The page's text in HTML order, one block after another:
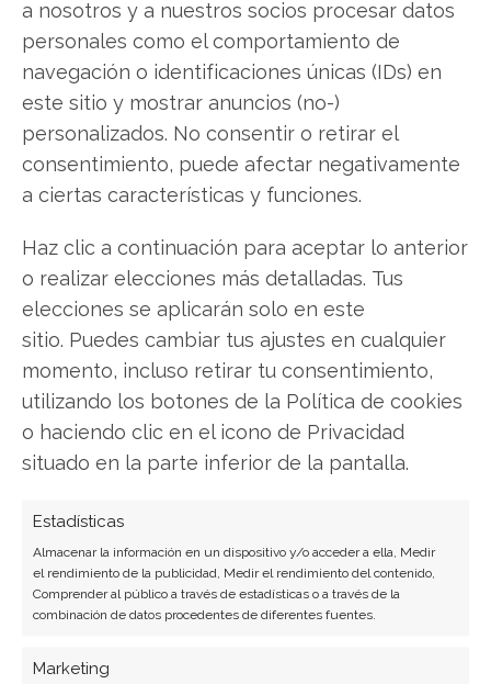
a nosotros y a nuestros socios procesar datos
personales como el comportamiento de
navegación o identificaciones únicas (IDs) en
este sitio y mostrar anuncios (no-)
personalizados. No consentir o retirar el
consentimiento, puede afectar negativamente
a ciertas características y funciones.
Haz clic a continuación para aceptar lo anterior
o realizar elecciones más detalladas. Tus
elecciones se aplicarán solo en este
sitio. Puedes cambiar tus ajustes en cualquier
momento, incluso retirar tu consentimiento,
utilizando los botones de la Política de cookies
o haciendo clic en el icono de Privacidad
situado en la parte inferior de la pantalla.
Estadísticas
Almacenar la información en un dispositivo y/o acceder a ella, Medir
el rendimiento de la publicidad, Medir el rendimiento del contenido,
Comprender al público a través de estadísticas o a través de la
combinación de datos procedentes de diferentes fuentes.
Marketing
Tesla
Compartir este artículo
Facebook
LinkedIn
Copiar enlace
SOBRE EL AUTOR
Periodista especializada en tecnología y